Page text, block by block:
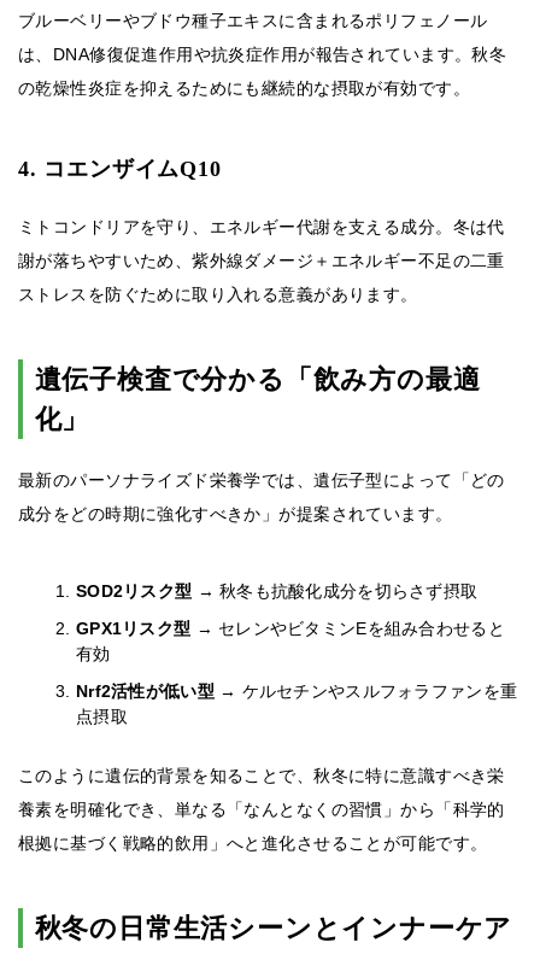
ブルーベリーやブドウ種子エキスに含まれるポリフェノール
は、DNA修復促進作用や抗炎症作用が報告されています。秋冬
の乾燥性炎症を抑えるためにも継続的な摂取が有効です。
4. コエンザイムQ10
ミトコンドリアを守り、エネルギー代謝を支える成分。冬は代
謝が落ちやすいため、紫外線ダメージ＋エネルギー不足の二重
ストレスを防ぐために取り入れる意義があります。
遺伝子検査で分かる「飲み方の最適
化」
最新のパーソナライズド栄養学では、遺伝子型によって「どの
成分をどの時期に強化すべきか」が提案されています。
SOD2リスク型 → 秋冬も抗酸化成分を切らさず摂取
GPX1リスク型 → セレンやビタミンEを組み合わせると
有効
Nrf2活性が低い型 → ケルセチンやスルフォラファンを重
点摂取
このように遺伝的背景を知ることで、秋冬に特に意識すべき栄
養素を明確化でき、単なる「なんとなくの習慣」から「科学的
根拠に基づく戦略的飲用」へと進化させることが可能です。
秋冬の日常生活シーンとインナーケア